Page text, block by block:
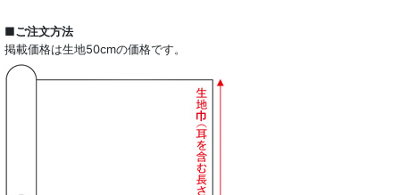
■ご注文方法
掲載価格は生地50cmの価格です。